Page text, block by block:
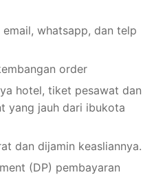
whatsapp, dan telp
order
hotel, tiket pesawat dan
yang jauh dari ibukota
dan dijamin keasliannya.
(DP) pembayaran